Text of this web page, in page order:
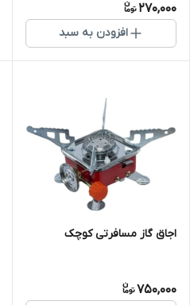
270,000
افزودن به سبد
اجاق گاز مسافرتی کوچک
750,000